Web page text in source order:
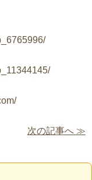
次の記事へ ≫